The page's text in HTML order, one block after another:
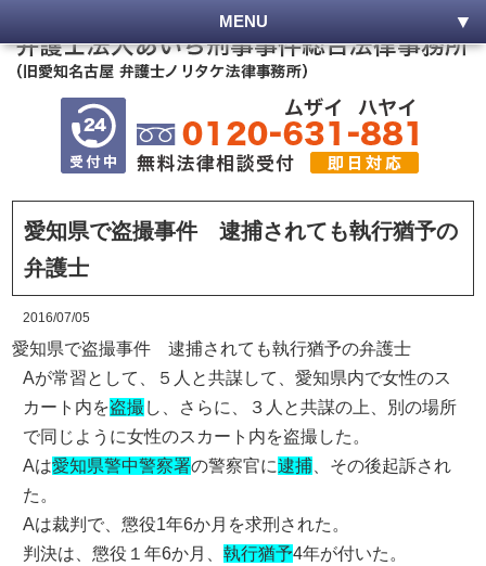
MENU
愛知県で盗撮事件 逮捕されても執行猶予の
弁護士
2016/07/05
愛知県で盗撮事件 逮捕されても執行猶予の弁護士
Aが常習として、５人と共謀して、愛知県内で女性のス
カート内を盗撮 し、さらに、３人と共謀の上、別の場所
で同じように女性のスカート内を盗撮した。
Aは愛知県警中警察署の警察官に逮捕 、その後起訴され
た。
Aは裁判で、懲役1年6か月を求刑された。
判決は、懲役１年6か月、執行猶予4年が付いた。